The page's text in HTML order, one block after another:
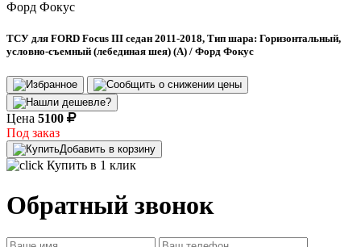
ТСУ для FORD Focus III седан 2011-2018, Тип шара: Горизонтальный,
условно-съемный (лебединая шея) (A) / Форд Фокус
Цена 5100
Под заказ
Добавить в корзину
Купить в 1 клик
Обратный звонок